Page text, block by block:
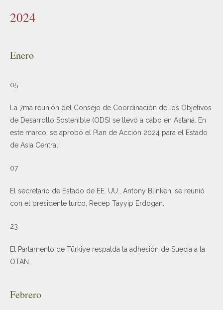
2024
Enero
05
La 7ma reunión del Consejo de Coordinación de los Objetivos
de Desarrollo Sostenible (ODS) se llevó a cabo en Astaná. En
este marco, se aprobó el Plan de Acción 2024 para el Estado
de Asia Central.
07
El secretario de Estado de EE. UU., Antony Blinken, se reunió
con el presidente turco, Recep Tayyip Erdogan.
23
El Parlamento de Türkiye respalda la adhesión de Suecia a la
OTAN.
Febrero